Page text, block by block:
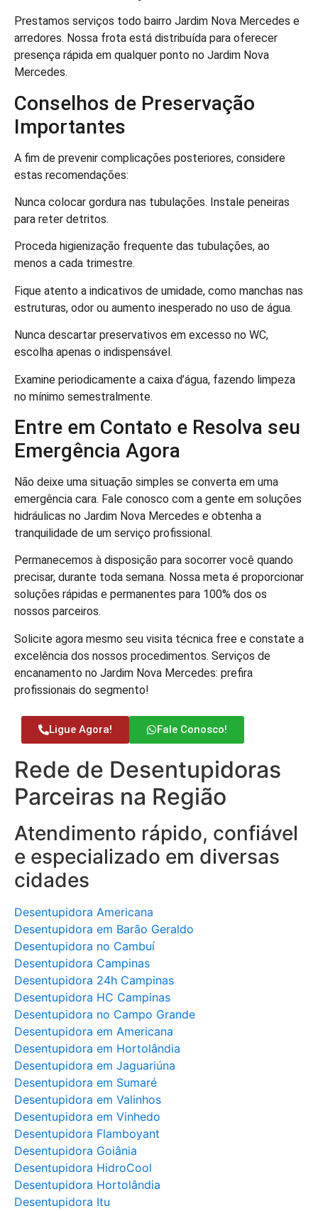
Prestamos serviços todo bairro Jardim Nova Mercedes e
arredores. Nossa frota está distribuída para oferecer
presença rápida em qualquer ponto no Jardim Nova
Mercedes.
Conselhos de Preservação
Importantes
A fim de prevenir complicações posteriores, considere
estas recomendações:
Nunca colocar gordura nas tubulações. Instale peneiras
para reter detritos.
Proceda higienização frequente das tubulações, ao
menos a cada trimestre.
Fique atento a indicativos de umidade, como manchas nas
estruturas, odor ou aumento inesperado no uso de água.
Nunca descartar preservativos em excesso no WC,
escolha apenas o indispensável.
Examine periodicamente a caixa d’água, fazendo limpeza
no mínimo semestralmente.
Entre em Contato e Resolva seu
Emergência Agora
Não deixe uma situação simples se converta em uma
emergência cara. Fale conosco com a gente em soluções
hidráulicas no Jardim Nova Mercedes e obtenha a
tranquilidade de um serviço profissional.
Permanecemos à disposição para socorrer você quando
precisar, durante toda semana. Nossa meta é proporcionar
soluções rápidas e permanentes para 100% dos os
nossos parceiros.
Solicite agora mesmo seu visita técnica free e constate a
excelência dos nossos procedimentos. Serviços de
encanamento no Jardim Nova Mercedes: prefira
profissionais do segmento!
Ligue Agora! Fale Conosco!
Rede de Desentupidoras
Parceiras na Região
Atendimento rápido, confiável
e especializado em diversas
cidades
Desentupidora Americana
Desentupidora em Barão Geraldo
Desentupidora no Cambuí
Desentupidora Campinas
Desentupidora 24h Campinas
Desentupidora HC Campinas
Desentupidora no Campo Grande
Desentupidora em Americana
Desentupidora em Hortolândia
Desentupidora em Jaguariúna
Desentupidora em Sumaré
Desentupidora em Valinhos
Desentupidora em Vinhedo
Desentupidora Flamboyant
Desentupidora Goiânia
Desentupidora HidroCool
Desentupidora Hortolândia
Desentupidora Itu